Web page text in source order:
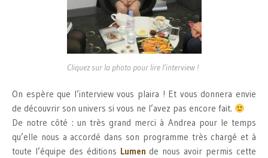
Cliquez sur la photo pour lire l’interview !
On espère que l’interview vous plaira ! Et vous donnera envie
de découvrir son univers si vous ne l’avez pas encore fait.
De notre côté : un très grand merci à Andrea pour le temps
qu’elle nous a accordé dans son programme très chargé et à
toute l’équipe des éditions Lumen de nous avoir permis cette